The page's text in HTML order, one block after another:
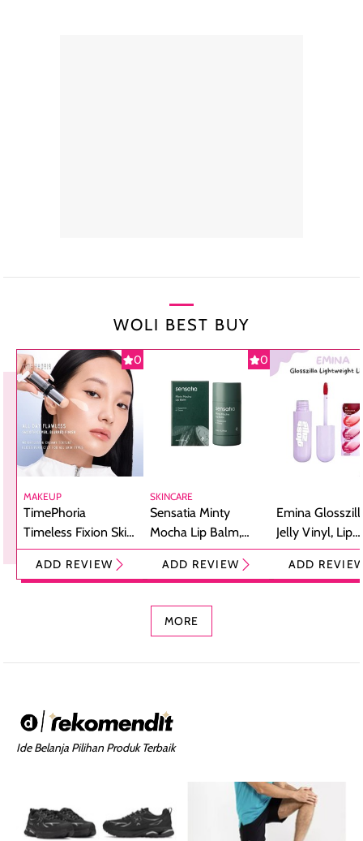
WOLI BEST BUY
0
MAKEUP
TimePhoria
Timeless Fixion Skin
Tint Stick,
Foundation dan
ADD REVIEW
0
SKINCARE
Sensatia Minty
Mocha Lip Balm,
Pelembap Bibir
dengan Aroma
ADD REVIEW
Emina
Jelly Vinyl, Lip
Cream Glossy
Ringan
ADD
MORE
Ide Belanja Pilihan Produk Terbaik